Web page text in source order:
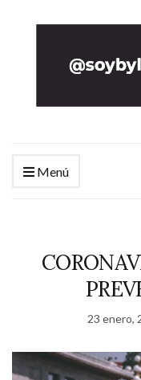
Menú
23 enero,